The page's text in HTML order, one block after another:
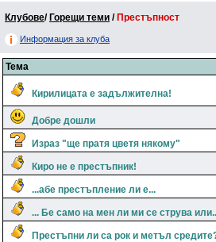
Клубове/ Горещи теми / Престъпност
Информация за клуба
Тема
Кирилицата е задължителна!
Добре дошли
Израз "ще пратя цветя някому"
Киро не е престъпник!
...абе престъпление ли е...
... Бе само на мен ли ми се струва
Престъпни ли са рок и метъл